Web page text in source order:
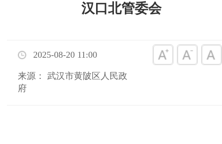
汉口北管委会
2025-08-20 11:00
来源： 武汉市黄陂区人民政
府